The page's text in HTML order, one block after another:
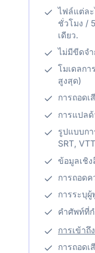
ไฟล์แต่ล
ชั่วโมง /
เดียว.
ไม่มีขีดจ
โมเดลกา
สูงสุด)
การถอดเ
การแปลด้
รูปแบบกา
SRT, VTT
ข้อมูลเชิง
การถอดค
การระบุผู้
คำศัพท์ที่
การเข้าถึ
การถอดเ